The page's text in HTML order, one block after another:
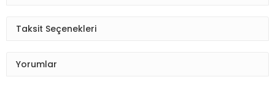
Taksit Seçenekleri
Yorumlar